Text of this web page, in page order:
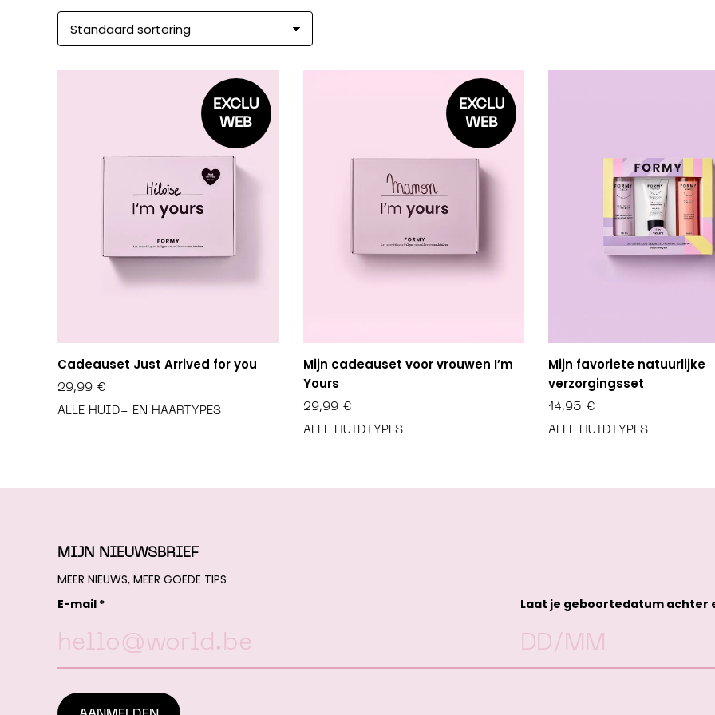
EXCLU
WEB
Cadeauset Just Arrived for you
29,99 €
ALLE HUID- EN HAARTYPES
EXCLU
WEB
Mijn cadeauset voor vrouwen I’m
Yours
29,99 €
ALLE HUIDTYPES
Mijn favoriete natuurlijke
verzorgingsset
14,95 €
ALLE HUIDTYPES
MIJN NIEUWSBRIEF
MEER NIEUWS, MEER GOEDE TIPS
E-mail *
Laat je geboortedatum achter